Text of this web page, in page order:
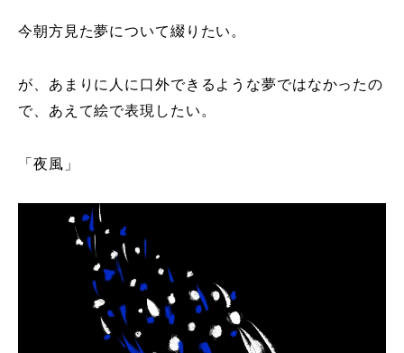
今朝方見た夢について綴りたい。
が、あまりに人に口外できるような夢ではなかったの
で、あえて絵で表現したい。
「夜風」